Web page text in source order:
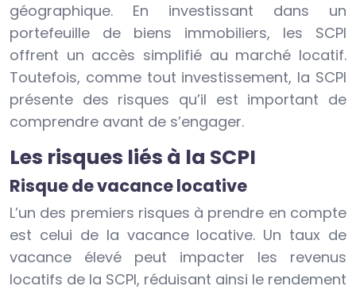
géographique. En investissant dans un
portefeuille de biens immobiliers, les SCPI
offrent un accès simplifié au marché locatif.
Toutefois, comme tout investissement, la SCPI
présente des risques qu’il est important de
comprendre avant de s’engager.
Les risques liés à la SCPI
Risque de vacance locative
L’un des premiers risques à prendre en compte
est celui de la vacance locative. Un taux de
vacance élevé peut impacter les revenus
locatifs de la SCPI, réduisant ainsi le rendement